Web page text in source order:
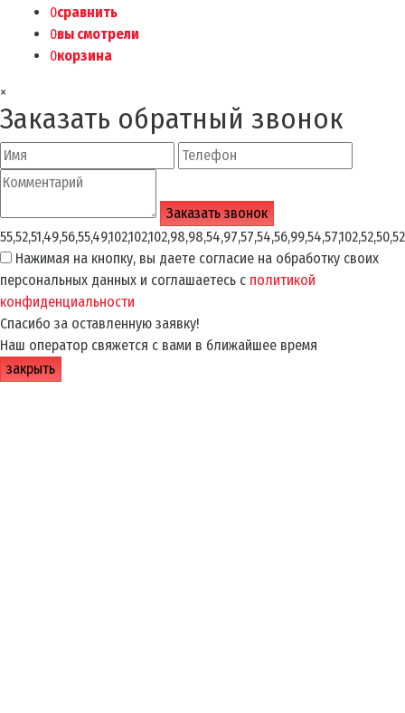
0сравнить
0вы смотрели
0корзина
×
Заказать обратный звонок
Нажимая на кнопку, вы даете согласие на обработку своих
персональных данных и соглашаетесь с политикой
конфиденциальности
Спасибо за оставленную заявку!
Наш оператор свяжется с вами в ближайшее время
закрыть